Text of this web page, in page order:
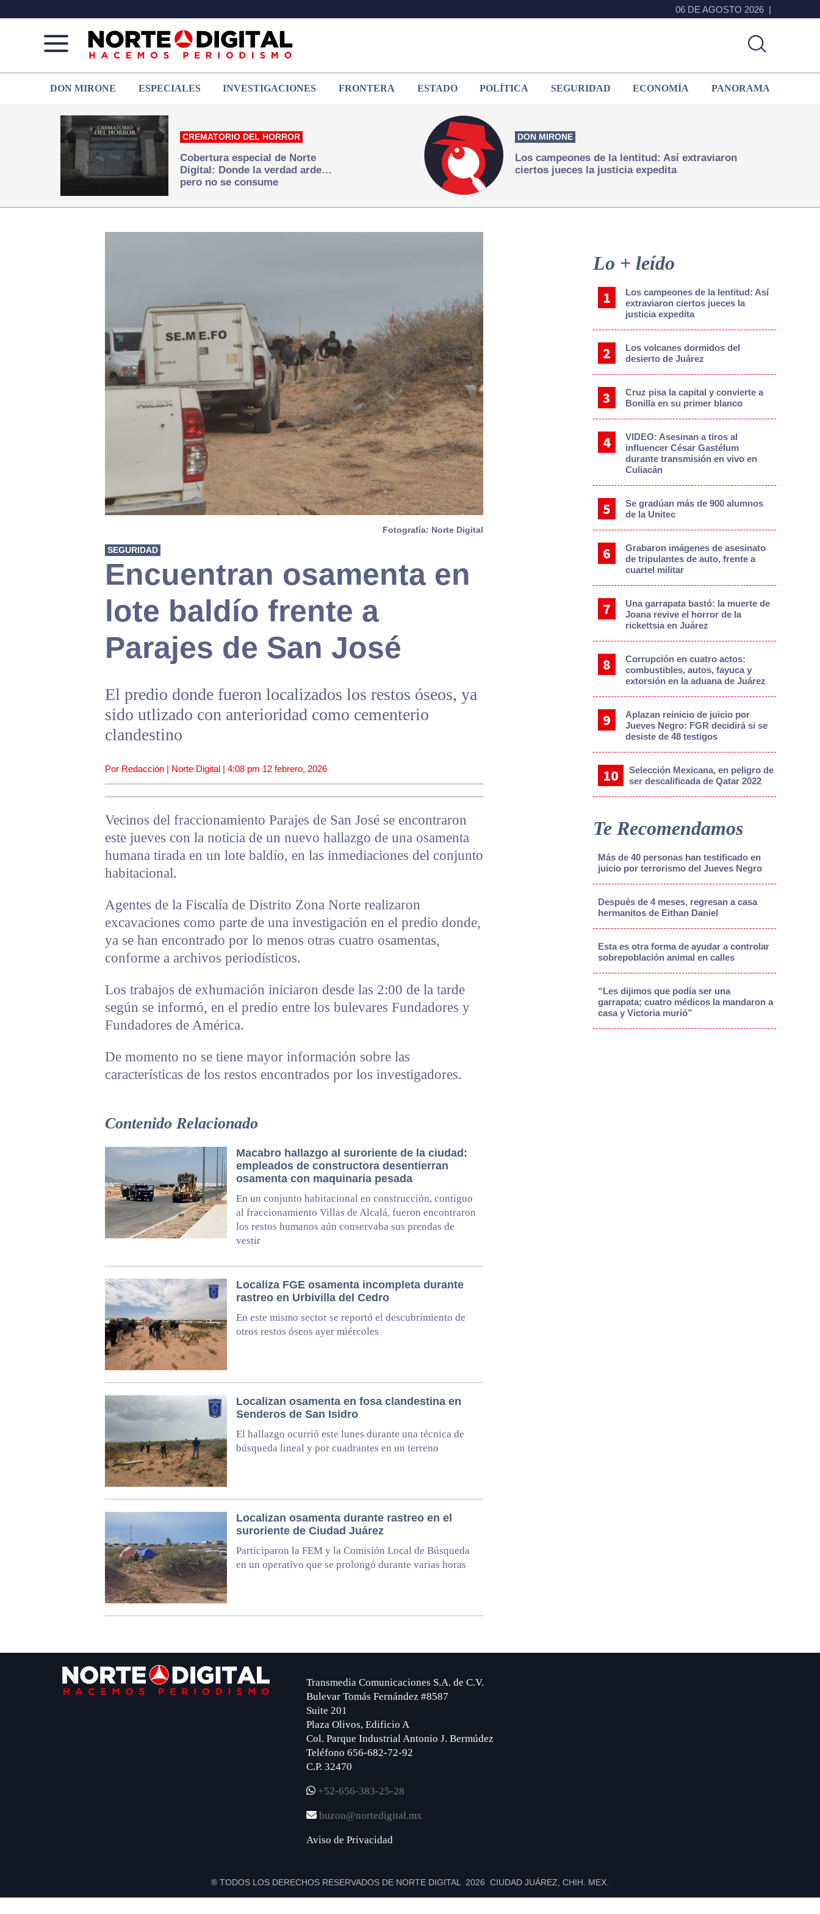
06 DE AGOSTO 2026
de
Juárez
que
hacemos periodismo
DON MIRONE ESPECIALES INVESTIGACIONES FRONTERA ESTADO POLÍTICA SEGURIDAD ECONOMÍA PANORAMA
CREMATORIO DEL HORROR
Cobertura especial de Norte
Digital: Donde la verdad arde…
pero no se consume
DON MIRONE
Los campeones de la lentitud: Así extraviaron
ciertos jueces la justicia expedita
Fotografía: Norte Digital
SEGURIDAD
Encuentran osamenta en
lote baldío frente a
Parajes de San José
El predio donde fueron localizados los restos óseos, ya
sido utlizado con anterioridad como cementerio
clandestino
Por Redacción | Norte Digital | 4:08 pm 12 febrero, 2026
Vecinos del fraccionamiento Parajes de San José se encontraron
este jueves con la noticia de un nuevo hallazgo de una osamenta
humana tirada en un lote baldío, en las inmediaciones del conjunto
habitacional.
Agentes de la Fiscalía de Distrito Zona Norte realizaron
excavaciones como parte de una investigación en el predio donde,
ya se han encontrado por lo menos otras cuatro osamentas,
conforme a archivos periodísticos.
Los trabajos de exhumación iniciaron desde las 2:00 de la tarde
según se informó, en el predio entre los bulevares Fundadores y
Fundadores de América.
De momento no se tiene mayor información sobre las
características de los restos encontrados por los investigadores.
Contenido Relacionado
Macabro hallazgo al suroriente de la ciudad:
empleados de constructora desentierran
osamenta con maquinaria pesada
En un conjunto habitacional en construcción, contiguo
al fraccionamiento Villas de Alcalá, fueron encontraron
los restos humanos aún conservaba sus prendas de
vestir
Localiza FGE osamenta incompleta durante
rastreo en Urbivilla del Cedro
En este mismo sector se reportó el descubrimiento de
otros restos óseos ayer miércoles
Localizan osamenta en fosa clandestina en
Senderos de San Isidro
El hallazgo ocurrió este lunes durante una técnica de
búsqueda lineal y por cuadrantes en un terreno
Localizan osamenta durante rastreo en el
suroriente de Ciudad Juárez
Participaron la FEM y la Comisión Local de Búsqueda
en un operativo que se prolongó durante varias horas
Sidebar
Lo + leído
Los campeones de la lentitud: Así
extraviaron ciertos jueces la
justicia expedita
Los volcanes dormidos del
desierto de Juárez
Cruz pisa la capital y convierte a
Bonilla en su primer blanco
VIDEO: Asesinan a tiros al
influencer César Gastélum
durante transmisión en vivo en
Culiacán
Se gradúan más de 900 alumnos
de la Unitec
Grabaron imágenes de asesinato
de tripulantes de auto, frente a
cuartel militar
Una garrapata bastó: la muerte de
Joana revive el horror de la
rickettsia en Juárez
Corrupción en cuatro actos:
combustibles, autos, fayuca y
extorsión en la aduana de Juárez
Aplazan reinicio de juicio por
Jueves Negro: FGR decidirá si se
desiste de 48 testigos
Selección Mexicana, en peligro de
ser descalificada de Qatar 2022
Te Recomendamos
Más de 40 personas han testificado en
juicio por terrorismo del Jueves Negro
Después de 4 meses, regresan a casa
hermanitos de Eithan Daniel
Esta es otra forma de ayudar a controlar
sobrepoblación animal en calles
“Les dijimos que podía ser una
garrapata; cuatro médicos la mandaron a
casa y Victoria murió”
Transmedia Comunicaciones S.A. de C.V.
Bulevar Tomás Fernández #8587
Suite 201
Plaza Olivos, Edificio A
Col. Parque Industrial Antonio J. Bermúdez
Teléfono 656-682-72-92
C.P. 32470
+52-656-383-25-28
buzon@nortedigital.mx
Aviso de Privacidad
® TODOS LOS DERECHOS RESERVADOS DE NORTE DIGITAL 2026 CIUDAD JUÁREZ, CHIH. MEX.